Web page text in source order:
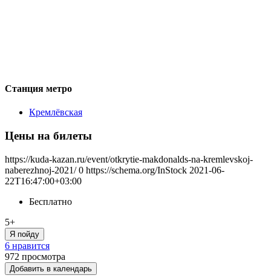
Станция метро
Кремлёвская
Цены на билеты
https://kuda-kazan.ru/event/otkrytie-makdonalds-na-kremlevskoj-
naberezhnoj-2021/ 0 https://schema.org/InStock 2021-06-
22T16:47:00+03:00
Бесплатно
5+
Я пойду
6 нравится
972 просмотра
Добавить в календарь